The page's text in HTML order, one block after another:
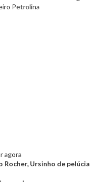
agora
Rocher, Ursinho de pelúcia